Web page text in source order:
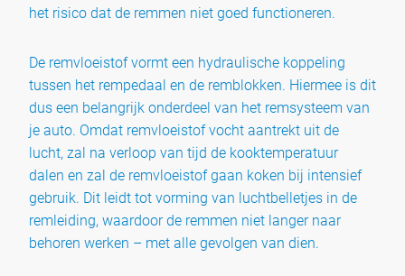
het risico dat de remmen niet goed functioneren.
De remvloeistof vormt een hydraulische koppeling
tussen het rempedaal en de remblokken. Hiermee is dit
dus een belangrijk onderdeel van het remsysteem van
je auto. Omdat remvloeistof vocht aantrekt uit de
lucht, zal na verloop van tijd de kooktemperatuur
dalen en zal de remvloeistof gaan koken bij intensief
gebruik. Dit leidt tot vorming van luchtbelletjes in de
remleiding, waardoor de remmen niet langer naar
behoren werken – met alle gevolgen van dien.